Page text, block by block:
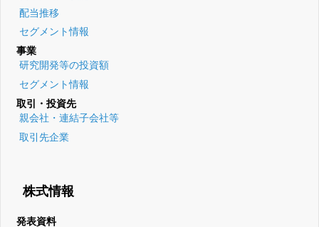
配当推移
セグメント情報
事業
研究開発等の投資額
セグメント情報
取引・投資先
親会社・連結子会社等
取引先企業
株式情報
発表資料